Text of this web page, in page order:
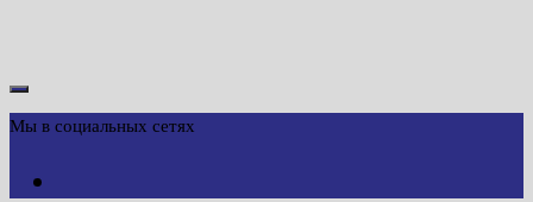
Мы в социальных сетях